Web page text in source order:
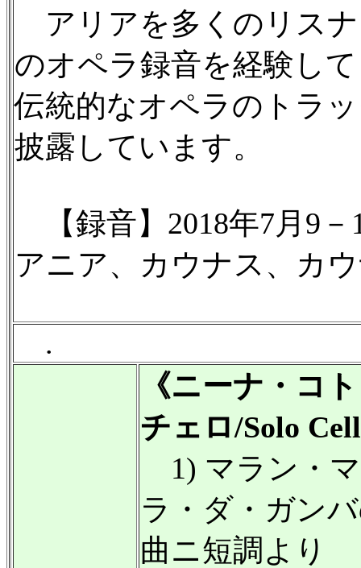
アリアを多くのリスナ
のオペラ録音を経験し
伝統的なオペラのトラ
披露しています。
【録音】2018年7月9－
アニア、カウナス、カ
.
《ニーナ・コ
チェロ/Solo
1) マラン・
ラ・ダ・ガン
曲ニ短調より